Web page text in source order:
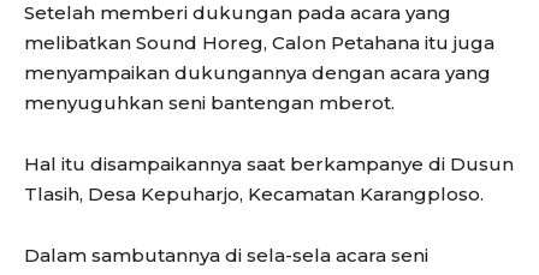
Setelah memberi dukungan pada acara yang
melibatkan Sound Horeg, Calon Petahana itu juga
menyampaikan dukungannya dengan acara yang
menyuguhkan seni bantengan mberot.
Hal itu disampaikannya saat berkampanye di Dusun
Tlasih, Desa Kepuharjo, Kecamatan Karangploso.
Dalam sambutannya di sela-sela acara seni